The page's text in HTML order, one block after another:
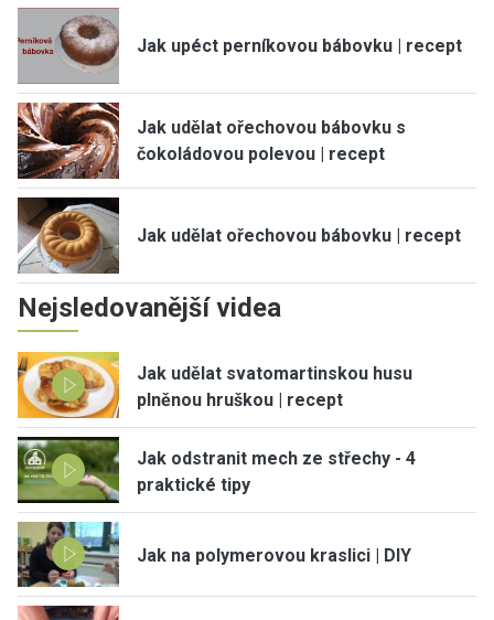
Jak upéct perníkovou bábovku | recept
Jak udělat ořechovou bábovku s
čokoládovou polevou | recept
Jak udělat ořechovou bábovku | recept
Nejsledovanější videa
Jak udělat svatomartinskou husu
plněnou hruškou | recept
Jak odstranit mech ze střechy - 4
praktické tipy
Jak na polymerovou kraslici | DIY